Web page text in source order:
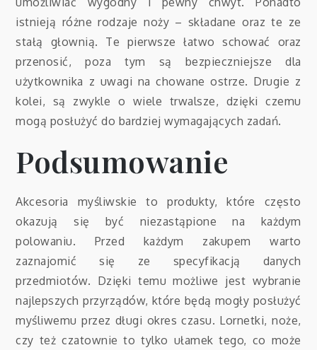
istnieją różne rodzaje noży – składane oraz te ze
stałą głownią. Te pierwsze łatwo schować oraz
przenosić, poza tym są bezpieczniejsze dla
użytkownika z uwagi na chowane ostrze. Drugie z
kolei, są zwykle o wiele trwalsze, dzięki czemu
mogą posłużyć do bardziej wymagających zadań.
Podsumowanie
Akcesoria myśliwskie to produkty, które często
okazują się być niezastąpione na każdym
polowaniu. Przed każdym zakupem warto
zaznajomić się ze specyfikacją danych
przedmiotów. Dzięki temu możliwe jest wybranie
najlepszych przyrządów, które będą mogły posłużyć
myśliwemu przez długi okres czasu. Lornetki, noże,
czy też czatownie to tylko ułamek tego, co może